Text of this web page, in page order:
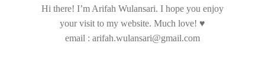
Hi there! I’m Arifah Wulansari. I hope you enjoy
your visit to my website. Much love! ♥
email : arifah.wulansari@gmail.com